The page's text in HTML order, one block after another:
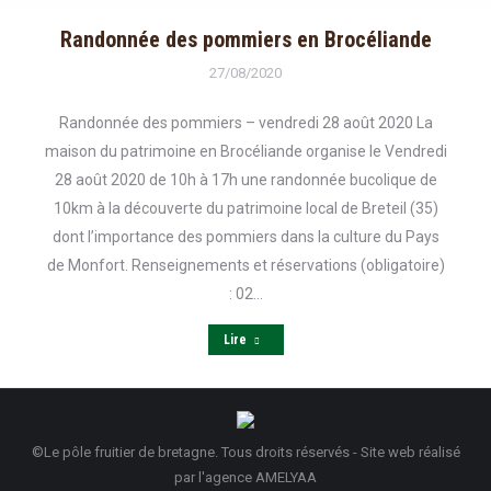
Randonnée des pommiers en Brocéliande
27/08/2020
Randonnée des pommiers – vendredi 28 août 2020 La
maison du patrimoine en Brocéliande organise le Vendredi
28 août 2020 de 10h à 17h une randonnée bucolique de
10km à la découverte du patrimoine local de Breteil (35)
dont l’importance des pommiers dans la culture du Pays
de Monfort. Renseignements et réservations (obligatoire)
: 02…
Lire
©Le pôle fruitier de bretagne. Tous droits réservés - Site web réalisé
par l'agence AMELYAA